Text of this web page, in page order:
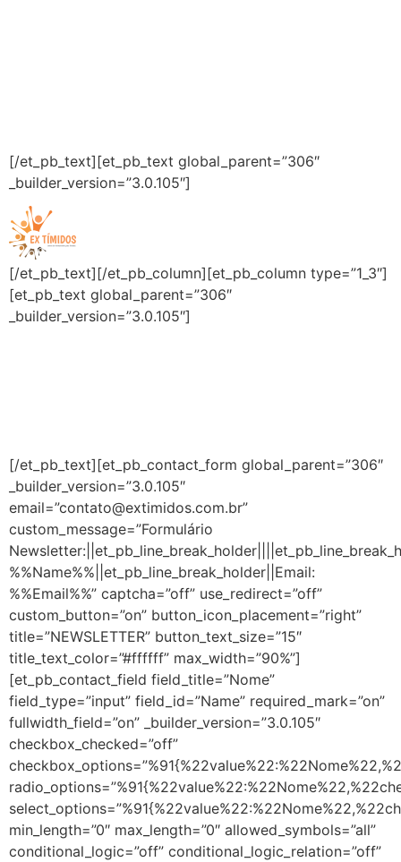
[/et_pb_text][et_pb_text global_parent=”306″
_builder_version=”3.0.105″]
[/et_pb_text][/et_pb_column][et_pb_column type=”1_3″]
[et_pb_text global_parent=”306″
_builder_version=”3.0.105″]
[/et_pb_text][et_pb_contact_form global_parent=”306″
_builder_version=”3.0.105″
email=”contato@extimidos.com.br”
custom_message=”Formulário
%%Name%%||et_pb_line_break_holder||Email:
%%Email%%” captcha=”off” use_redirect=”off”
custom_button=”on” button_icon_placement=”right”
title=”NEWSLETTER” button_text_size=”15″
title_text_color=”#ffffff” max_width=”90%”]
[et_pb_contact_field field_title=”Nome”
field_type=”input” field_id=”Name” required_mark=”on”
fullwidth_field=”on” _builder_version=”3.0.105″
checkbox_checked=”off”
min_length=”0″ max_length=”0″ allowed_symbols=”all”
conditional_logic=”off” conditional_logic_relation=”off”